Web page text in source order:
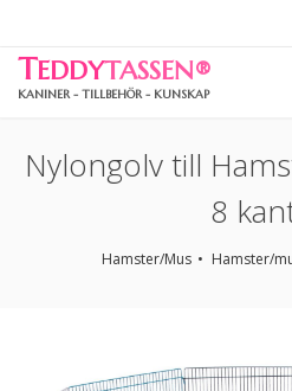
TEDDYTASSEN®
KANINER - TILLBEHÖR - KUNSKAP
Nylongolv till
8
Hamster/Mus Hamster/